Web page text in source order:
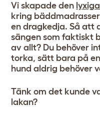
Vi skapade den
kring
en dragkedja. Så att
sängen som faktiskt
av allt? Du behöver
torka, sätt bara på
hund aldrig behöver
Tänk om det kunde
lakan?